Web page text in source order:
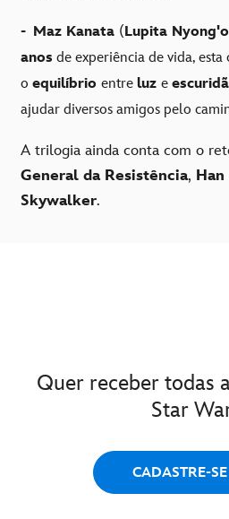
- Maz Kanata (Lupita
anos de experiência de vida,
o equilíbrio entre luz e
ajudar diversos amigos pelo
A trilogia ainda conta com o
General da Resistência, Han
Skywalker.
Quer receber todas
Star
CADASTRE-